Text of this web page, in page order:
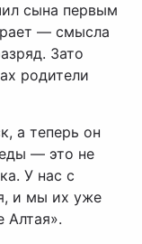
сына первым
— смысла
Зато
родители
а теперь он
— это не
У нас с
и мы их уже
Алтая».